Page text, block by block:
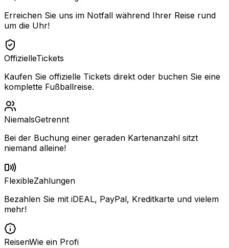
Erreichen Sie uns im Notfall während Ihrer Reise rund
um die Uhr!
OffizielleTickets
Kaufen Sie offizielle Tickets direkt oder buchen Sie eine
komplette Fußballreise.
NiemalsGetrennt
Bei der Buchung einer geraden Kartenanzahl sitzt
niemand alleine!
FlexibleZahlungen
Bezahlen Sie mit iDEAL, PayPal, Kreditkarte und vielem
mehr!
ReisenWie ein Profi